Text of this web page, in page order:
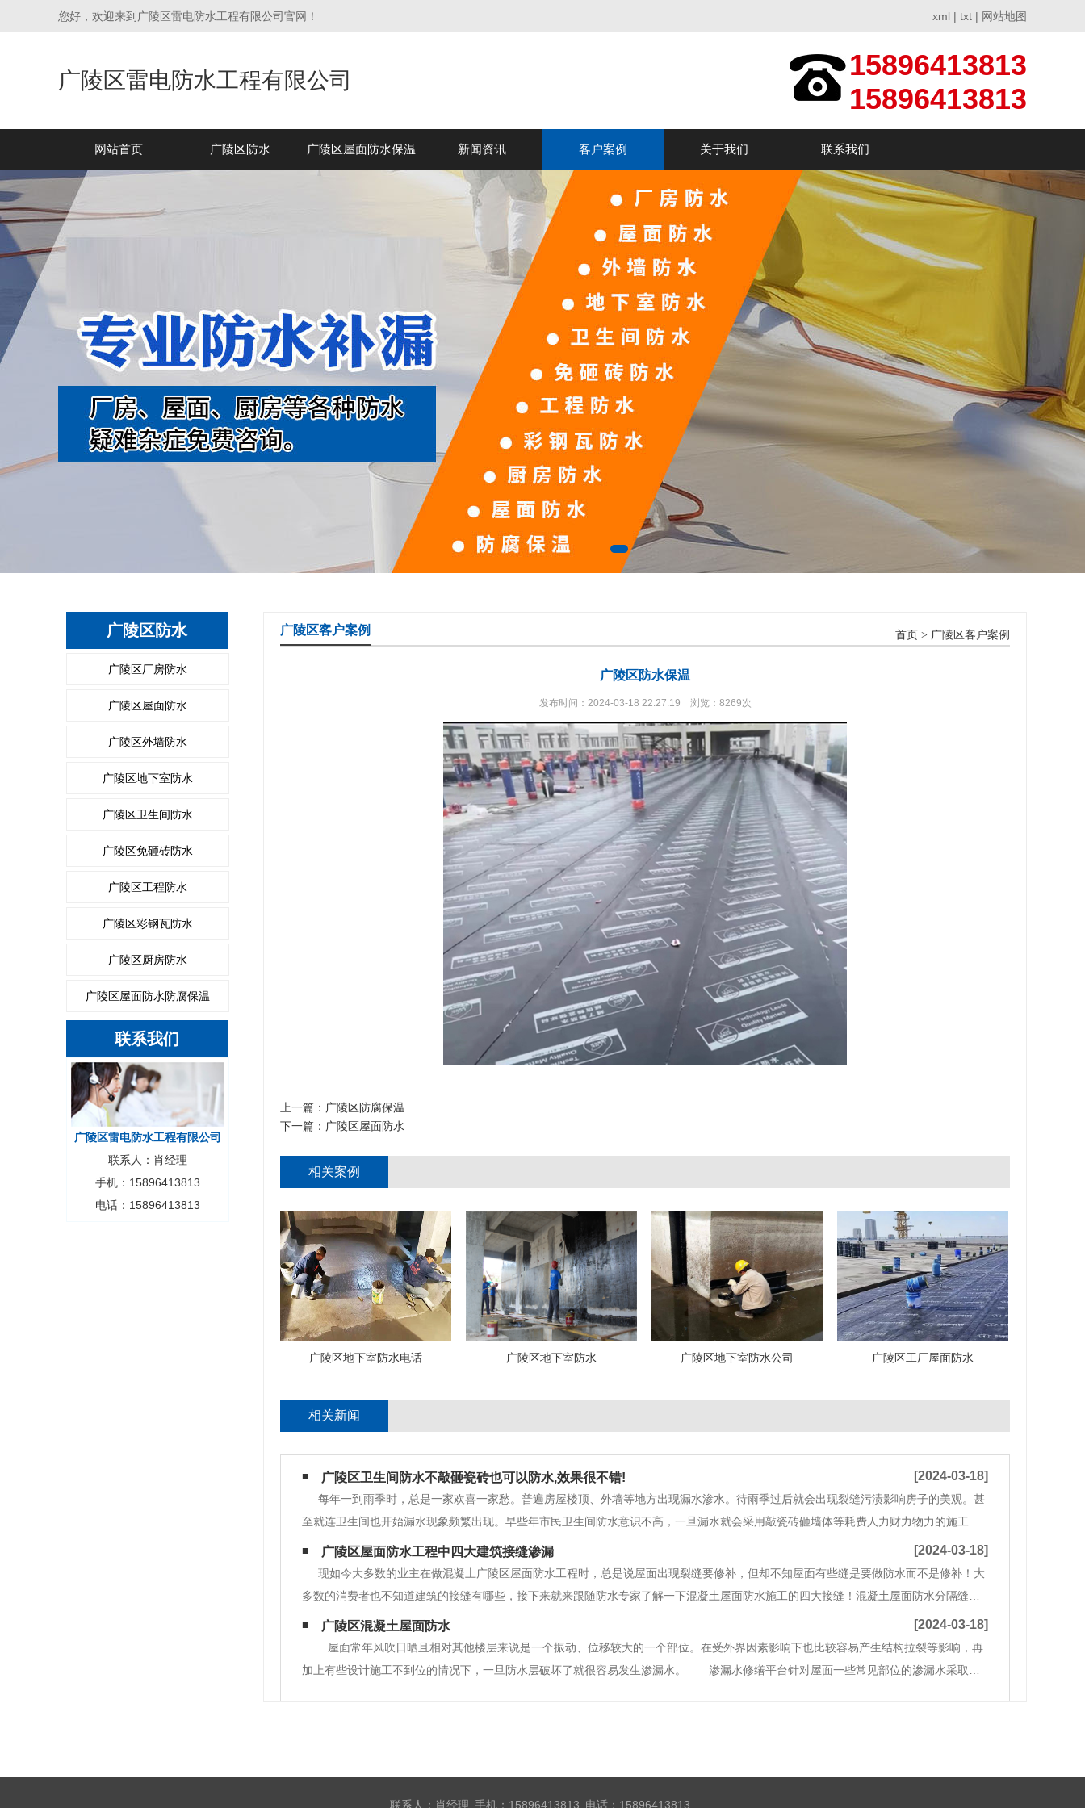
您好，欢迎来到广陵区雷电防水工程有限公司官网！ xml | txt | 网站地图
广陵区雷电防水工程有限公司
15896413813
15896413813
网站首页 广陵区防水 广陵区屋面防水保温 新闻资讯 客户案例 关于我们 联系我们
广陵区防水
广陵区厂房防水
广陵区屋面防水
广陵区外墙防水
广陵区地下室防水
广陵区卫生间防水
广陵区免砸砖防水
广陵区工程防水
广陵区彩钢瓦防水
广陵区厨房防水
广陵区屋面防水防腐保温
联系我们
广陵区雷电防水工程有限公司
联系人：肖经理
手机：15896413813
电话：15896413813
广陵区客户案例 首页 > 广陵区客户案例
广陵区防水保温
发布时间：2024-03-18 22:27:19 浏览：8269次
上一篇： 广陵区防腐保温
下一篇： 广陵区屋面防水
相关案例
广陵区地下室防水电话 广陵区地下室防水 广陵区地下室防水公司 广陵区工厂屋面防水
相关新闻
广陵区卫生间防水不敲砸瓷砖也可以防水,效果很不错! [2024-03-18]
每年一到雨季时，总是一家欢喜一家愁。普遍房屋楼顶、外墙等地方出现漏水渗水。待雨季过后就会出现裂缝污渍影响房子的美观。甚
至就连卫生间也开始漏水现象频繁出现。早些年市民卫生间防水意识不高，一旦漏水就会采用敲瓷砖砸墙体等耗费人力财力物力的施工工
艺。近些年一些防水企业通过研发实践等一些列科学的试验，研制生产了一批又一批广陵区免砸瓷砖防水材料。与此同时广大业主们的房
子装饰装修越来越豪华，而免撬砸瓷砖的防水工艺
广陵区屋面防水工程中四大建筑接缝渗漏 [2024-03-18]
现如今大多数的业主在做混凝土广陵区屋面防水工程时，总是说屋面出现裂缝要修补，但却不知屋面有些缝是要做防水而不是修补！大
多数的消费者也不知道建筑的接缝有哪些，接下来就来跟随防水专家了解一下混凝土屋面防水施工的四大接缝！混凝土屋面防水分隔缝混
凝土屋面防水施工分隔缝一、建筑屋面接缝分类和特点建筑接缝可分为伸缩缝、沉降缝、抗震缝和分隔缝。伸缩缝的结构特点是埋设在基
层以下受温度变化的影响很小，基层以上的上部结
广陵区混凝土屋面防水 [2024-03-18]
屋面常年风吹日晒且相对其他楼层来说是一个振动、位移较大的一个部位。在受外界因素影响下也比较容易产生结构拉裂等影响，再
加上有些设计施工不到位的情况下，一旦防水层破坏了就很容易发生渗漏水。 渗漏水修缮平台针对屋面一些常见部位的渗漏水采取了
联系人：肖经理 手机：15896413813 电话：15896413813